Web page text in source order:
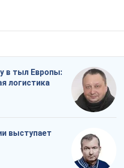
в тыл Европы:
логистика
выступает